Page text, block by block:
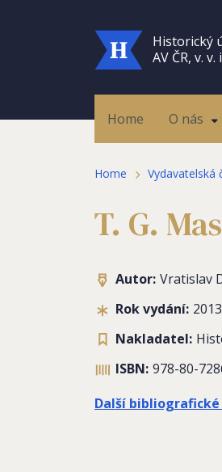
Historický
AV ČR, v. v.
Home O nás
Home Vydavatelská
T. G.
Autor: Vratislav
Rok vydání: 2013
Nakladatel:
ISBN: 978-80-
Další